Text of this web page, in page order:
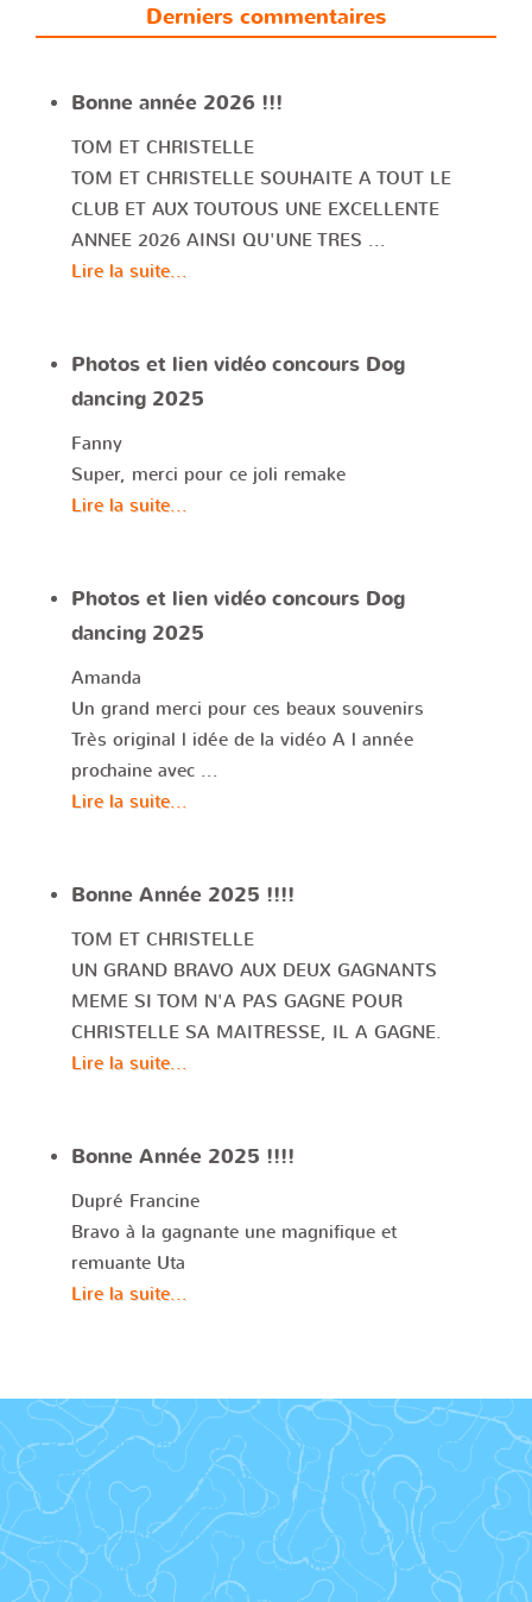
Derniers commentaires
Bonne année 2026 !!!
TOM ET CHRISTELLE
TOM ET CHRISTELLE SOUHAITE A TOUT LE
CLUB ET AUX TOUTOUS UNE EXCELLENTE
ANNEE 2026 AINSI QU'UNE TRES ...
Lire la suite...
Photos et lien vidéo concours Dog
dancing 2025
Fanny
Super, merci pour ce joli remake
Lire la suite...
Photos et lien vidéo concours Dog
dancing 2025
Amanda
Un grand merci pour ces beaux souvenirs
Très original l idée de la vidéo A l année
prochaine avec ...
Lire la suite...
Bonne Année 2025 !!!!
TOM ET CHRISTELLE
UN GRAND BRAVO AUX DEUX GAGNANTS
MEME SI TOM N'A PAS GAGNE POUR
CHRISTELLE SA MAITRESSE, IL A GAGNE.
Lire la suite...
Bonne Année 2025 !!!!
Dupré Francine
Bravo à la gagnante une magnifique et
remuante Uta
Lire la suite...
Le club canin de Loon Plage, mieux comprendre votre
chien, améliorer le quotidien au sein de la famille.
Idéalement situés entre Gravelines et Dunkerque, nos
terrains d’éducation, tous clôturés et sécurisés sont
implantés sur un site de plus de 5000 m2,